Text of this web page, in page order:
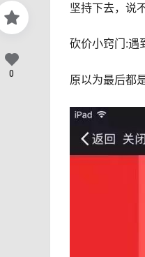
坚持下去，说
砍价小窍门:遇
原以为最后都
0